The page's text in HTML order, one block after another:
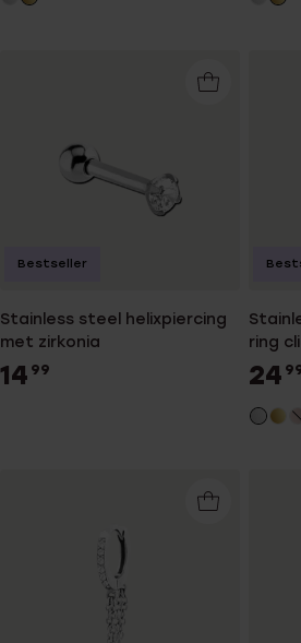
Stainless steel helixpiercing
met zirkonia
14 99
Bestseller
ring
24